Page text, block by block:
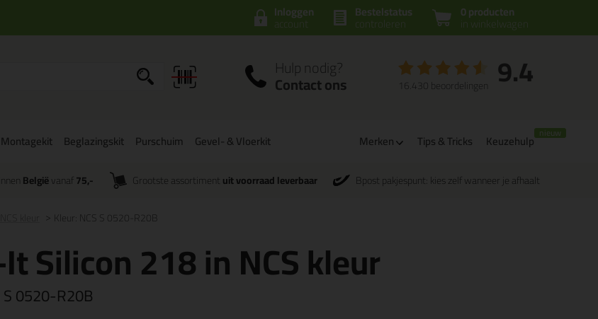
0 producten
in winkelwagen
Bestelstatus
controleren
Inloggen
account
Hulp nodig?
Contact ons 9.4
16.430 beoordelingen
Montagekit Beglazingskit Purschuim Gevel- & Vloerkit Merken Tips & Tricks Keuzehulp
Belgiëvanaf 75,- Grootste assortiment uit voorraad leverbaar Bpost pakjespunt: kies zelf wanneer je afhaalt
Kleur: NCS S 0520-R20B
Silicon 218 in NCS kleur
S 0520-R20B